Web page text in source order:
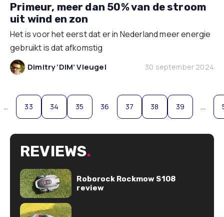
Primeur, meer dan 50% van de stroom
uit wind en zon
Het is voor het eerst dat er in Nederland meer energie
gebruikt is dat afkomstig
Dimitry ‘DIM’ Vleugel 30 september 2024
… 33 34 35 36 37 38 39 …
REVIEWS.
Roborock Rockmow S108
review